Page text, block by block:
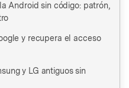
Android sin código: patrón,
y recupera el acceso
y LG antiguos sin